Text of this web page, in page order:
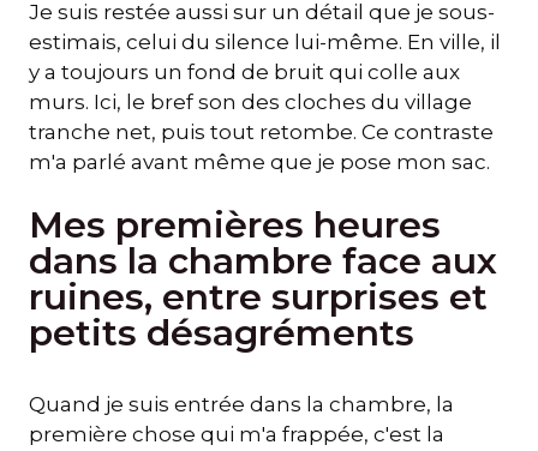
Je suis restée aussi sur un détail que je sous-
estimais, celui du silence lui-même. En ville, il
y a toujours un fond de bruit qui colle aux
murs. Ici, le bref son des cloches du village
tranche net, puis tout retombe. Ce contraste
m'a parlé avant même que je pose mon sac.
Mes premières heures
dans la chambre face aux
ruines, entre surprises et
petits désagréments
Quand je suis entrée dans la chambre, la
première chose qui m'a frappée, c'est la